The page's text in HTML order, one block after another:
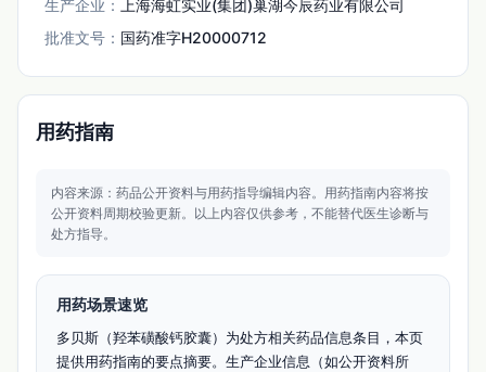
生产企业：
上海海虹实业(集团)巢湖今辰药业有限公司
批准文号： 国药准字H20000712
用药指南
内容来源：药品公开资料与用药指导编辑内容。 用药指南内容将按
公开资料周期校验更新。 以上内容仅供参考，不能替代医生诊断与
处方指导。
用药场景速览
多贝斯（羟苯磺酸钙胶囊）为处方相关药品信息条目，本页
提供用药指南的要点摘要。生产企业信息（如公开资料所